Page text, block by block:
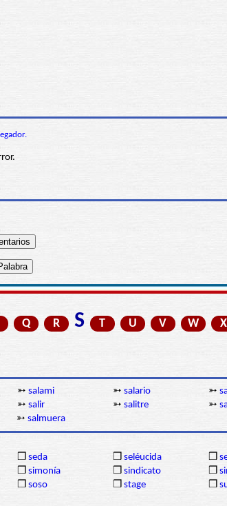
Q R S T U V W X
➳ salami ➳ salario ➳
➳ salir ➳ salitre ➳
➳ salmuera
❒ seda ❒ seléucida ❒
❒ simonía ❒ sindicato ❒
❒ soso ❒ stage ❒